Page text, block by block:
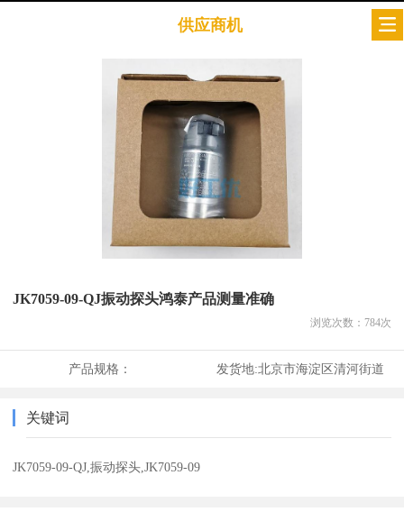
供应商机
JK7059-09-QJ振动探头鸿泰产品测量准确
浏览次数： 784次
产品规格： 发货地:北京市海淀区清河街道
关键词
JK7059-09-QJ,振动探头,JK7059-09